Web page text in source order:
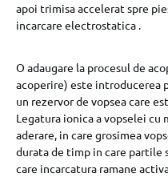
apoi trimisa accelerat spre
incarcare electrostatica .
O adaugare la procesul de
acoperire) este
un rezervor de vopsea care
Legatura ionica a vopselei cu
aderare, in care grosimea
durata de timp in care partile
care incarcatura ramane